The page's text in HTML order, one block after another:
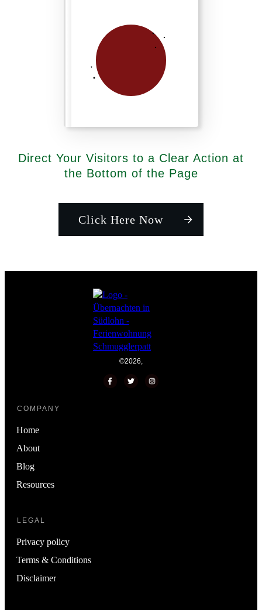
Direct Your Visitors to a Clear Action at
the Bottom of the Page
Click Here Now
©2026,
COMPANY
Home
About
Blog
Resources
LEGAL
Privacy policy
Terms & Conditions
Disclaimer